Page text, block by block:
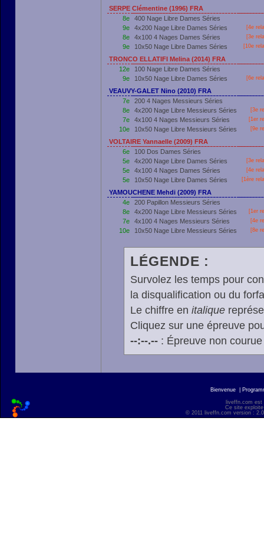
SERPE Clémentine (1996) FRA
8e
400 Nage Libre Dames Séries
9e
4x200 Nage Libre Dames Séries [4e
8e 4x100 4 Nages Dames Séries [3e
9e 10x50 Nage Libre Dames Séries [10e
TRONCO ELLATIFI Melina (2014) FRA
12e
100 Nage Libre Dames Séries
9e
10x50 Nage Libre Dames Séries [6e
VEAUVY-GALET Nino (2010) FRA
7e
200 4 Nages Messieurs Séries
8e
4x200 Nage Libre Messieurs Séries [3e
7e 4x100 4 Nages Messieurs Séries [1er
10e 10x50 Nage Libre Messieurs Séries [9e
VOLTAIRE Yannaelle (2009) FRA
6e
100 Dos Dames Séries
5e
4x200 Nage Libre Dames Séries [3e
5e 4x100 4 Nages Dames Séries [4e
5e 10x50 Nage Libre Dames Séries [1ère
YAMOUCHENE Mehdi (2009) FRA
4e
200 Papillon Messieurs Séries
8e
4x200 Nage Libre Messieurs Séries [1er
7e 4x100 4 Nages Messieurs Séries [4e
10e 10x50 Nage Libre Messieurs Séries [8e
LÉGENDE :
Survolez les temps pour
la disqualification ou du
Le chiffre en italique
Cliquez sur une épreuve
--:--.--: Épreuve non
Bienvenue
liveffn.com est
Ce site
© 2011 liveffn.com version :